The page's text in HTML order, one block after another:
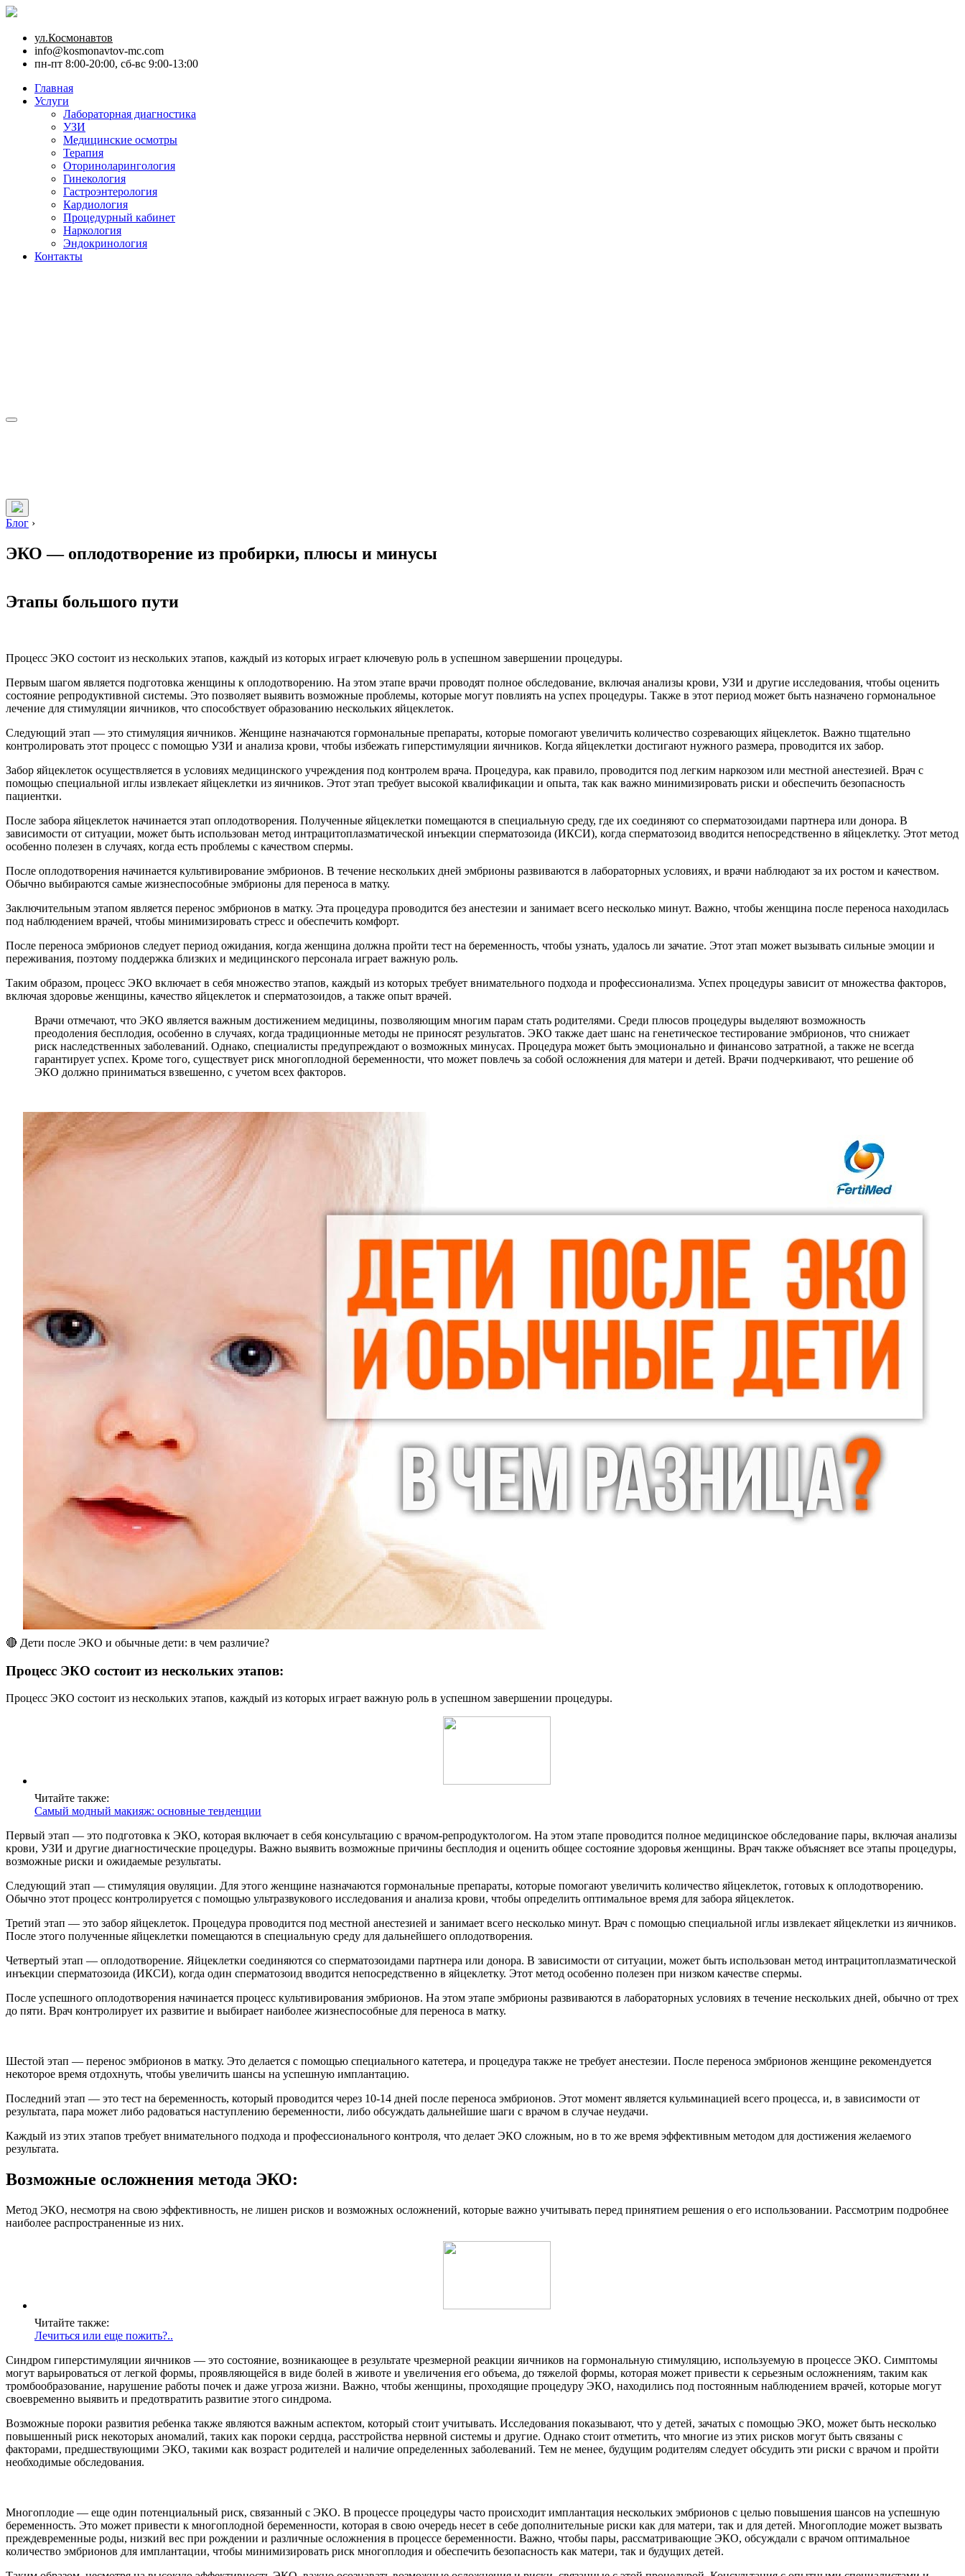
ул.Космонавтов
info@kosmonavtov-mc.com
пн-пт 8:00-20:00, сб-вс 9:00-13:00
Главная
Услуги
Лабораторная диагностика
УЗИ
Медицинские осмотры
Терапия
Оториноларингология
Гинекология
Гастроэнтерология
Кардиология
Процедурный кабинет
Наркология
Эндокринология
Контакты
Блог ›
ЭКО — оплодотворение из пробирки, плюсы и минусы
Этапы большого пути
Процесс ЭКО состоит из нескольких этапов, каждый из которых играет ключевую роль в успешном завершении процедуры.
Первым шагом является подготовка женщины к оплодотворению. На этом этапе врачи проводят полное обследование, включая анализы крови, УЗИ и другие исследования, чтобы оценить
состояние репродуктивной системы. Это позволяет выявить возможные проблемы, которые могут повлиять на успех процедуры. Также в этот период может быть назначено гормональное
лечение для стимуляции яичников, что способствует образованию нескольких яйцеклеток.
Следующий этап — это стимуляция яичников. Женщине назначаются гормональные препараты, которые помогают увеличить количество созревающих яйцеклеток. Важно тщательно
контролировать этот процесс с помощью УЗИ и анализа крови, чтобы избежать гиперстимуляции яичников. Когда яйцеклетки достигают нужного размера, проводится их забор.
Забор яйцеклеток осуществляется в условиях медицинского учреждения под контролем врача. Процедура, как правило, проводится под легким наркозом или местной анестезией. Врач с
помощью специальной иглы извлекает яйцеклетки из яичников. Этот этап требует высокой квалификации и опыта, так как важно минимизировать риски и обеспечить безопасность
пациентки.
После забора яйцеклеток начинается этап оплодотворения. Полученные яйцеклетки помещаются в специальную среду, где их соединяют со сперматозоидами партнера или донора. В
зависимости от ситуации, может быть использован метод интрацитоплазматической инъекции сперматозоида (ИКСИ), когда сперматозоид вводится непосредственно в яйцеклетку. Этот метод
особенно полезен в случаях, когда есть проблемы с качеством спермы.
После оплодотворения начинается культивирование эмбрионов. В течение нескольких дней эмбрионы развиваются в лабораторных условиях, и врачи наблюдают за их ростом и качеством.
Обычно выбираются самые жизнеспособные эмбрионы для переноса в матку.
Заключительным этапом является перенос эмбрионов в матку. Эта процедура проводится без анестезии и занимает всего несколько минут. Важно, чтобы женщина после переноса находилась
под наблюдением врачей, чтобы минимизировать стресс и обеспечить комфорт.
После переноса эмбрионов следует период ожидания, когда женщина должна пройти тест на беременность, чтобы узнать, удалось ли зачатие. Этот этап может вызывать сильные эмоции и
переживания, поэтому поддержка близких и медицинского персонала играет важную роль.
Таким образом, процесс ЭКО включает в себя множество этапов, каждый из которых требует внимательного подхода и профессионализма. Успех процедуры зависит от множества факторов,
включая здоровье женщины, качество яйцеклеток и сперматозоидов, а также опыт врачей.
Врачи отмечают, что ЭКО является важным достижением медицины, позволяющим многим парам стать родителями. Среди плюсов процедуры выделяют возможность
преодоления бесплодия, особенно в случаях, когда традиционные методы не приносят результатов. ЭКО также дает шанс на генетическое тестирование эмбрионов, что снижает
риск наследственных заболеваний. Однако, специалисты предупреждают о возможных минусах. Процедура может быть эмоционально и финансово затратной, а также не всегда
гарантирует успех. Кроме того, существует риск многоплодной беременности, что может повлечь за собой осложнения для матери и детей. Врачи подчеркивают, что решение об
ЭКО должно приниматься взвешенно, с учетом всех факторов.
🔴 Дети после ЭКО и обычные дети: в чем различие?
Процесс ЭКО состоит из нескольких этапов:
Процесс ЭКО состоит из нескольких этапов, каждый из которых играет важную роль в успешном завершении процедуры.
Читайте также:
Самый модный макияж: основные тенденции
Первый этап — это подготовка к ЭКО, которая включает в себя консультацию с врачом-репродуктологом. На этом этапе проводится полное медицинское обследование пары, включая анализы
крови, УЗИ и другие диагностические процедуры. Важно выявить возможные причины бесплодия и оценить общее состояние здоровья женщины. Врач также объясняет все этапы процедуры,
возможные риски и ожидаемые результаты.
Следующий этап — стимуляция овуляции. Для этого женщине назначаются гормональные препараты, которые помогают увеличить количество яйцеклеток, готовых к оплодотворению.
Обычно этот процесс контролируется с помощью ультразвукового исследования и анализа крови, чтобы определить оптимальное время для забора яйцеклеток.
Третий этап — это забор яйцеклеток. Процедура проводится под местной анестезией и занимает всего несколько минут. Врач с помощью специальной иглы извлекает яйцеклетки из яичников.
После этого полученные яйцеклетки помещаются в специальную среду для дальнейшего оплодотворения.
Четвертый этап — оплодотворение. Яйцеклетки соединяются со сперматозоидами партнера или донора. В зависимости от ситуации, может быть использован метод интрацитоплазматической
инъекции сперматозоида (ИКСИ), когда один сперматозоид вводится непосредственно в яйцеклетку. Этот метод особенно полезен при низком качестве спермы.
После успешного оплодотворения начинается процесс культивирования эмбрионов. На этом этапе эмбрионы развиваются в лабораторных условиях в течение нескольких дней, обычно от трех
до пяти. Врач контролирует их развитие и выбирает наиболее жизнеспособные для переноса в матку.
Шестой этап — перенос эмбрионов в матку. Это делается с помощью специального катетера, и процедура также не требует анестезии. После переноса эмбрионов женщине рекомендуется
некоторое время отдохнуть, чтобы увеличить шансы на успешную имплантацию.
Последний этап — это тест на беременность, который проводится через 10-14 дней после переноса эмбрионов. Этот момент является кульминацией всего процесса, и, в зависимости от
результата, пара может либо радоваться наступлению беременности, либо обсуждать дальнейшие шаги с врачом в случае неудачи.
Каждый из этих этапов требует внимательного подхода и профессионального контроля, что делает ЭКО сложным, но в то же время эффективным методом для достижения желаемого
результата.
Возможные осложнения метода ЭКО:
Метод ЭКО, несмотря на свою эффективность, не лишен рисков и возможных осложнений, которые важно учитывать перед принятием решения о его использовании. Рассмотрим подробнее
наиболее распространенные из них.
Читайте также:
Лечиться или еще пожить?..
Синдром гиперстимуляции яичников — это состояние, возникающее в результате чрезмерной реакции яичников на гормональную стимуляцию, используемую в процессе ЭКО. Симптомы
могут варьироваться от легкой формы, проявляющейся в виде болей в животе и увеличения его объема, до тяжелой формы, которая может привести к серьезным осложнениям, таким как
тромбообразование, нарушение работы почек и даже угроза жизни. Важно, чтобы женщины, проходящие процедуру ЭКО, находились под постоянным наблюдением врачей, которые могут
своевременно выявить и предотвратить развитие этого синдрома.
Возможные пороки развития ребенка также являются важным аспектом, который стоит учитывать. Исследования показывают, что у детей, зачатых с помощью ЭКО, может быть несколько
повышенный риск некоторых аномалий, таких как пороки сердца, расстройства нервной системы и другие. Однако стоит отметить, что многие из этих рисков могут быть связаны с
факторами, предшествующими ЭКО, такими как возраст родителей и наличие определенных заболеваний. Тем не менее, будущим родителям следует обсудить эти риски с врачом и пройти
необходимые обследования.
Многоплодие — еще один потенциальный риск, связанный с ЭКО. В процессе процедуры часто происходит имплантация нескольких эмбрионов с целью повышения шансов на успешную
беременность. Это может привести к многоплодной беременности, которая в свою очередь несет в себе дополнительные риски как для матери, так и для детей. Многоплодие может вызвать
преждевременные роды, низкий вес при рождении и различные осложнения в процессе беременности. Важно, чтобы пары, рассматривающие ЭКО, обсуждали с врачом оптимальное
количество эмбрионов для имплантации, чтобы минимизировать риск многоплодия и обеспечить безопасность как матери, так и будущих детей.